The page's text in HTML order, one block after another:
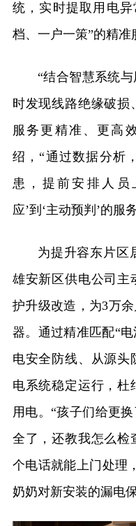
统，实时提取用电
档、一户一策”的精准
“结合智慧系统
时发现线路绝缘破损
服务更精准、更高
绍，“通过数据分析
患，提前安排人员
应’到‘主动预判’的服
为提升容东片区
雄安新区供电公司主
护升级改造，为3万
器。通过精准匹配“
电安全防线、从源头
电系统稳定运行，杜
用电。“孩子们给更
全了，还教我怎么检
个电话就能上门处理
奶奶对新安装的漏电